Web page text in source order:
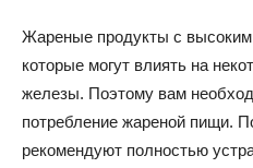
Жареные продукты с
которые могут влиять на
железы. Поэтому вам
потребление жареной пищи.
рекомендуют полностью